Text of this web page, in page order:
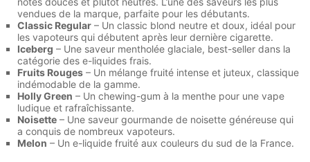
vendues de la marque, parfaite pour les débutants.
Classic Regular – Un classic blond neutre et doux, idéal pour
les vapoteurs qui débutent après leur dernière cigarette.
Iceberg – Une saveur mentholée glaciale, best-seller dans la
catégorie des e-liquides frais.
Fruits Rouges – Un mélange fruité intense et juteux, classique
indémodable de la gamme.
Holly Green – Un chewing-gum à la menthe pour une vape
ludique et rafraîchissante.
Noisette – Une saveur gourmande de noisette généreuse qui
a conquis de nombreux vapoteurs.
Melon – Un e-liquide fruité aux couleurs du sud de la France.